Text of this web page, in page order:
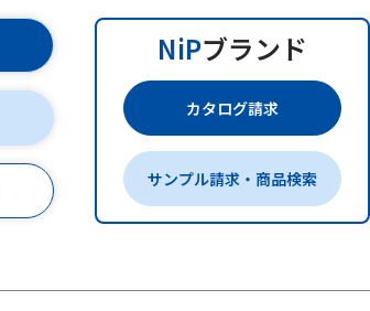
NiPブランド
カタログ請求
サンプル請求・商品検索